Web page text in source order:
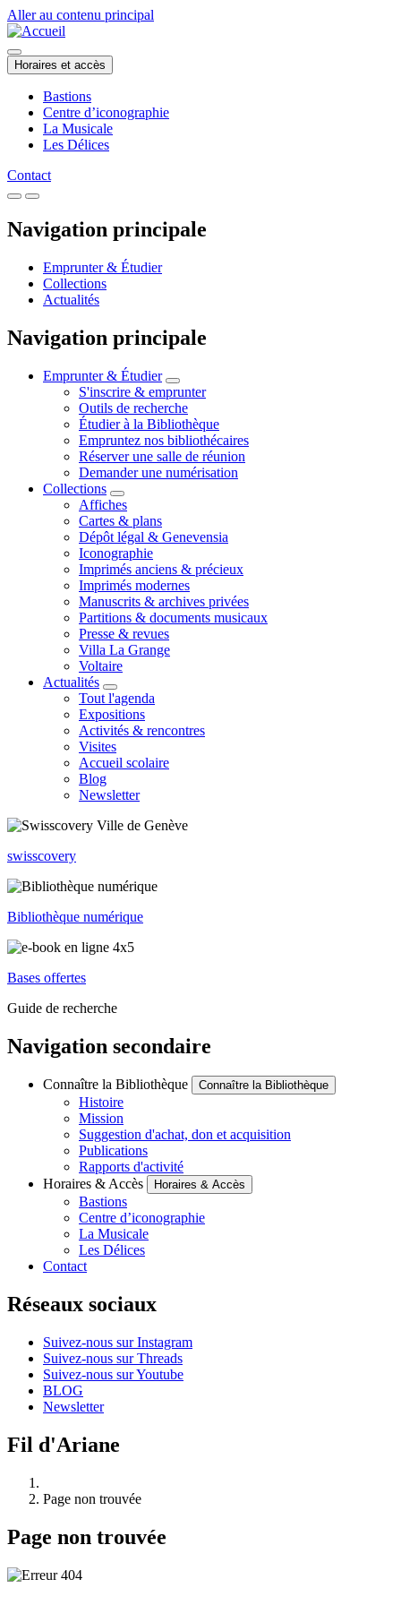
Aller au contenu principal
Horaires et accès
Bastions
Centre d’iconographie
La Musicale
Les Délices
Contact
Navigation principale
Emprunter & Étudier
Collections
Actualités
Navigation principale
Emprunter & Étudier
S'inscrire & emprunter
Outils de recherche
Étudier à la Bibliothèque
Empruntez nos bibliothécaires
Réserver une salle de réunion
Demander une numérisation
Collections
Affiches
Cartes & plans
Dépôt légal & Genevensia
Iconographie
Imprimés anciens & précieux
Imprimés modernes
Manuscrits & archives privées
Partitions & documents musicaux
Presse & revues
Villa La Grange
Voltaire
Actualités
Tout l'agenda
Expositions
Activités & rencontres
Visites
Accueil scolaire
Blog
Newsletter
swisscovery
Bibliothèque numérique
Bases offertes
Guide de recherche
Navigation secondaire
Connaître la Bibliothèque Connaître la Bibliothèque
Histoire
Mission
Suggestion d'achat, don et acquisition
Publications
Rapports d'activité
Horaires & Accès
Horaires & Accès
Bastions
Centre d’iconographie
La Musicale
Les Délices
Contact
Réseaux sociaux
Suivez-nous sur Instagram
Suivez-nous sur Threads
Suivez-nous sur Youtube
BLOG
Newsletter
Fil d'Ariane
Page non trouvée
Page non trouvée